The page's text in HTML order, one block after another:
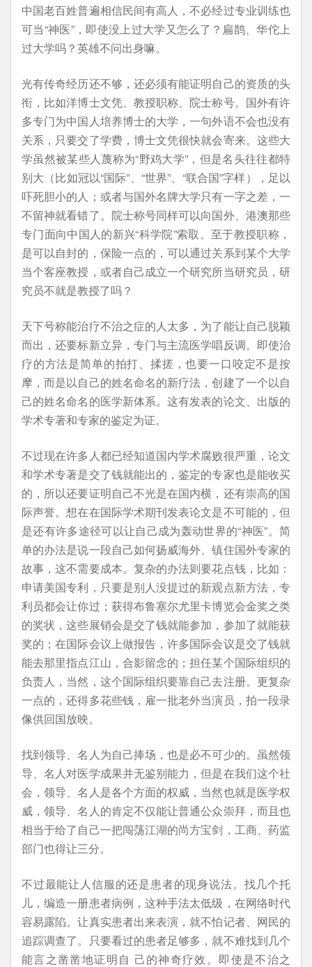
中国老百姓普遍相信民间有高人，不必经过专业训练也
可当“神医”，即使没上过大学又怎么了？扁鹊、华佗上
过大学吗？英雄不问出身嘛。
光有传奇经历还不够，还必须有能证明自己的资质的头
衔，比如洋博士文凭、教授职称、院士称号。国外有许
多专门为中国人培养博士的大学，一句外语不会也没有
关系，只要交了学费，博士文凭很快就会寄来。这些大
学虽然被某些人蔑称为“野鸡大学”，但是名头往往都特
别大（比如冠以“国际”、“世界”、“联合国”字样），足以
吓死胆小的人；或者与国外名牌大学只有一字之差，一
不留神就看错了。院士称号同样可以向国外、港澳那些
专门面向中国人的新兴“科学院”索取。至于教授职称，
是可以自封的，保险一点的，可以通过关系到某个大学
当个客座教授，或者自己成立一个研究所当研究员，研
究员不就是教授了吗？
天下号称能治疗不治之症的人太多，为了能让自己脱颖
而出，还要标新立异，专门与主流医学唱反调。即使治
疗的方法是简单的拍打、揉搓，也要一口咬定不是按
摩，而是以自己的姓名命名的新疗法，创建了一个以自
己的姓名命名的医学新体系。这有发表的论文、出版的
学术专著和专家的鉴定为证。
不过现在许多人都已经知道国内学术腐败很严重，论文
和学术专著是交了钱就能出的，鉴定的专家也是能收买
的，所以还要证明自己不光是在国内横，还有崇高的国
际声誉。想在在国际学术期刊发表论文是不可能的，但
是还有许多途径可以让自己成为轰动世界的“神医”。简
单的办法是说一段自己如何扬威海外、镇住国外专家的
故事，这不需要成本。复杂的办法则要花点钱，比如：
申请美国专利，只要是别人没提过的新观点新方法，专
利员都会让你过；获得布鲁塞尔尤里卡博览会金奖之类
的奖状，这些展销会是交了钱就能参加，参加了就能获
奖的；在国际会议上做报告，许多国际会议是交了钱就
能去那里指点江山，合影留念的；担任某个国际组织的
负责人，当然，这个国际组织要靠自己去注册。更复杂
一点的，还得多花些钱，雇一批老外当演员，拍一段录
像供回国放映。
找到领导、名人为自己捧场，也是必不可少的。虽然领
导、名人对医学成果并无鉴别能力，但是在我们这个社
会，领导、名人是各个方面的权威，当然也就是医学权
威，领导、名人的肯定不仅能让普通公众崇拜，而且也
相当于给了自己一把闯荡江湖的尚方宝剑，工商、药监
部门也得让三分。
不过最能让人信服的还是患者的现身说法。找几个托
儿，编造一册患者病例，这种手法太低级，在网络时代
容易露陷。让真实患者出来表演，就不怕记者、网民的
追踪调查了。只要看过的患者足够多，就不难找到几个
能言之凿凿地证明自 己的神奇疗效。即使是不治之